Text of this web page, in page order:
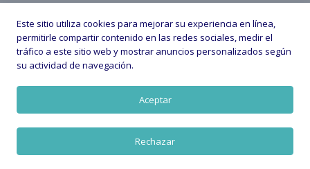
Guarda mi nombre, correo electrónico y web en este
Este sitio utiliza cookies para mejorar su experiencia en línea,
permitirle compartir contenido en las redes sociales, medir el
tráfico a este sitio web y mostrar anuncios personalizados según
su actividad de navegación.
Aceptar
Rechazar